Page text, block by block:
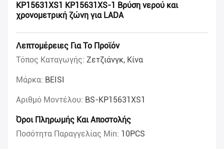
KP15631XS1 KP15631XS-1 Βρύση νερού και
χρονομετρική ζώνη για LADA
Λεπτομέρειες Για Το Προϊόν
Τόπος Καταγωγής: Ζετζιάνγκ, Κίνα
Μάρκα: BEISI
Αριθμό Μοντέλου: BS-KP15631XS1
Όροι Πληρωμής Και Αποστολής
Ποσότητα Παραγγελίας Min: 10PCS